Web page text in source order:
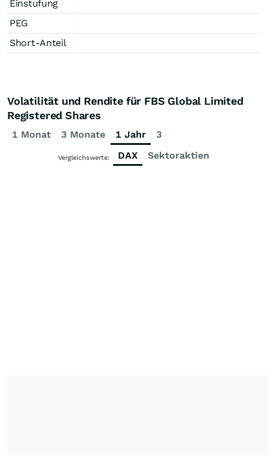
Einstufung
PEG
Short-Anteil
Volatilität und Rendite für FBS Global Limited
Registered Shares
1 Monat 3 Monate 1 Jahr 3 Jahre
Vergleichswerte: DAX Sektoraktien